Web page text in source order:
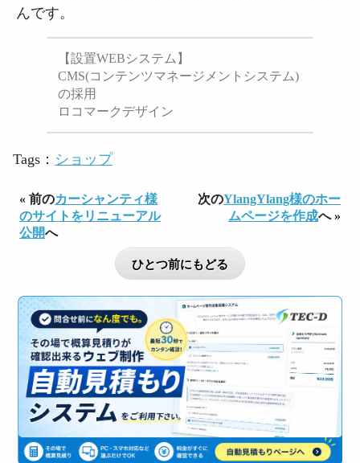
んです。
【設置WEBシステム】
CMS(コンテンツマネージメントシステム)
の採用
ロコマークデザイン
Tags： ショップ
« 前のカーシャンティ様
のサイトをリニューアル
公開へ
次のYlangYlang様のホー
ムページを作成へ »